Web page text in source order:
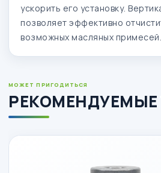
ускорить его установку.
позволяет эффективно
возможных масляных примесей.
МОЖЕТ ПРИГОДИТЬСЯ